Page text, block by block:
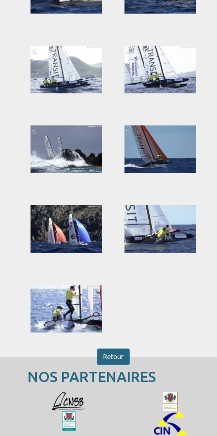
Retour
NOS PARTENAIRES